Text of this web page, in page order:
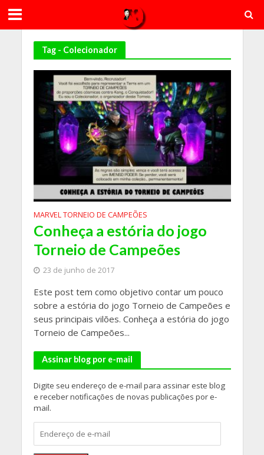
Tag - Colecionador
MARVEL TORNEIO DE CAMPEÕES
Conheça a estória do jogo
Torneio de Campeões
23 de junho de 2017
Este post tem como objetivo contar um pouco
sobre a estória do jogo Torneio de Campeões e
seus principais vilões. Conheça a estória do jogo
Torneio de Campeões...
Assinar blog por e-mail
Digite seu endereço de e-mail para assinar este blog
e receber notificações de novas publicações por e-
mail.
de
e-